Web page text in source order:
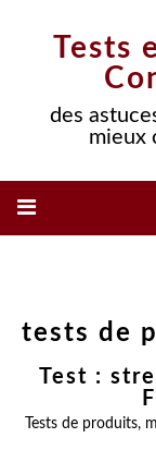
Tests
des
mieux
tests de
Test :
Tests de produits,